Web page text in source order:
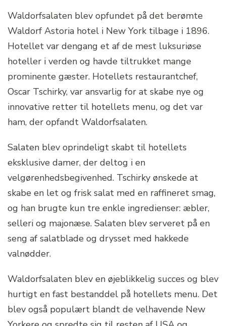
Waldorfsalaten blev opfundet på det berømte
Waldorf Astoria hotel i New York tilbage i 1896.
Hotellet var dengang et af de mest luksuriøse
hoteller i verden og havde tiltrukket mange
prominente gæster. Hotellets restaurantchef,
Oscar Tschirky, var ansvarlig for at skabe nye og
innovative retter til hotellets menu, og det var
ham, der opfandt Waldorfsalaten.
Salaten blev oprindeligt skabt til hotellets
eksklusive damer, der deltog i en
velgørenhedsbegivenhed. Tschirky ønskede at
skabe en let og frisk salat med en raffineret smag,
og han brugte kun tre enkle ingredienser: æbler,
selleri og majonæse. Salaten blev serveret på en
seng af salatblade og drysset med hakkede
valnødder.
Waldorfsalaten blev en øjeblikkelig succes og blev
hurtigt en fast bestanddel på hotellets menu. Det
blev også populært blandt de velhavende New